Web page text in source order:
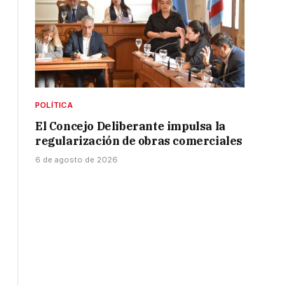
POLÍTICA
El Concejo Deliberante impulsa la
regularización de obras comerciales
6 de agosto de 2026